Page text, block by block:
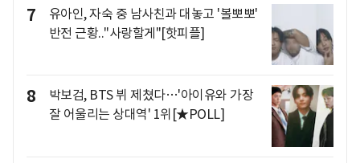
7
유아인, 자숙 중 남사친과 대놓고 '볼뽀뽀'
반전 근황.."사랑할게"[핫피플]
8
박보검, BTS 뷔 제쳤다…'아이유와 가장
잘 어울리는 상대역' 1위[★POLL]